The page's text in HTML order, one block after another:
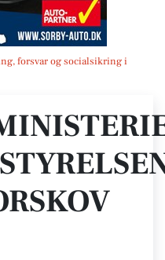
forsvar og socialsikring i
ved Antvorskov Kaserne